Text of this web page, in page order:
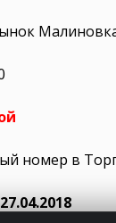
номер в
27.04.2018